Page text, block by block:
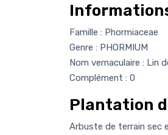
Famille : Phormiaceae
Genre : PHORMIUM
Nom vernaculaire : Lin
Complément : 0
Plantation
Arbuste de terrain sec